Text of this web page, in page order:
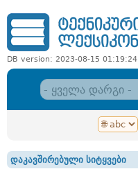
DB version: 2023-08-15 01:19:24
დაკავშირებული სიტყვები